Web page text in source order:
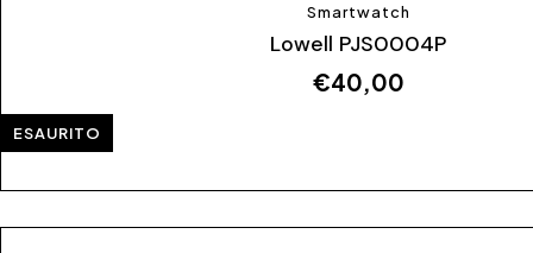
Smartwatch
Lowell PJS0004P
€40,00
ESAURITO